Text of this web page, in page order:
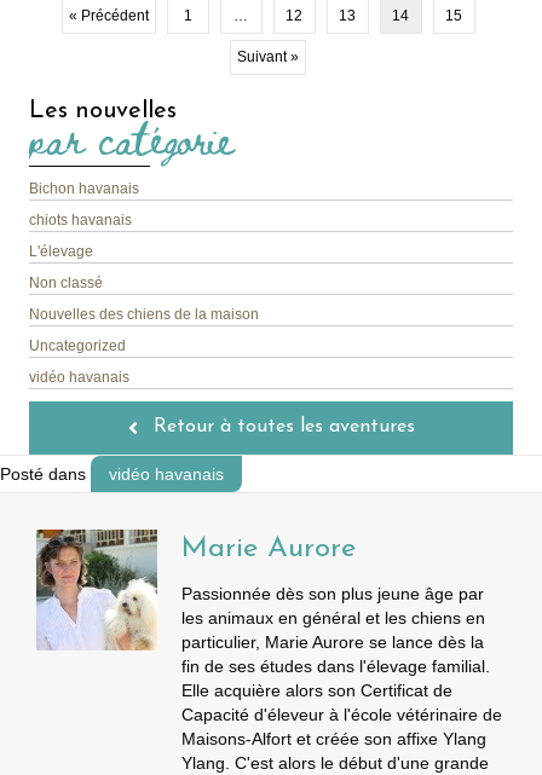
« Précédent 1 … 12 13 14 15
Suivant »
Les nouvelles
par catégorie
Bichon havanais
chiots havanais
L'élevage
Non classé
Nouvelles des chiens de la maison
Uncategorized
vidéo havanais
Retour à toutes les aventures
Posté dans vidéo havanais
Marie Aurore
Passionnée dès son plus jeune âge par
les animaux en général et les chiens en
particulier, Marie Aurore se lance dès la
fin de ses études dans l'élevage familial.
Elle acquière alors son Certificat de
Capacité d'éleveur à l'école vétérinaire de
Maisons-Alfort et créée son affixe Ylang
Ylang. C'est alors le début d'une grande